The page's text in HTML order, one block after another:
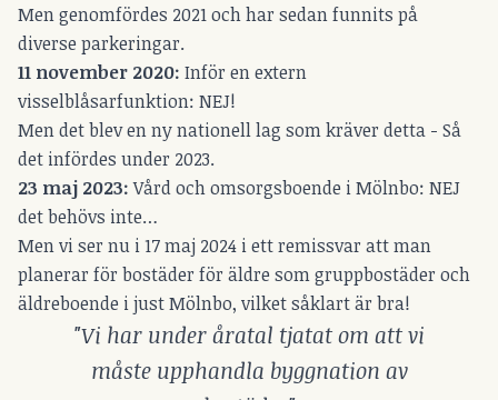
Men genomfördes 2021 och har sedan funnits på
diverse parkeringar.
11 november 2020: Inför en extern
visselblåsarfunktion: NEJ!
Men det blev en ny nationell lag som kräver detta - Så
det infördes under 2023.
23 maj 2023:Vård och omsorgsboende i Mölnbo: NEJ
det behövs inte…
Men vi ser nu i 17 maj 2024 i ett remissvar att man
planerar för bostäder för äldre som gruppbostäder och
äldreboende i just Mölnbo, vilket såklart är bra!
"Vi har under åratal tjatat om att vi
måste upphandla byggnation av